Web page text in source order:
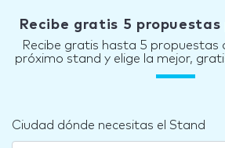
Recibe gratis 5
Recibe gratis hasta 5 propuestas
próximo stand y elige la mejor,
Ciudad dónde necesitas el Stand